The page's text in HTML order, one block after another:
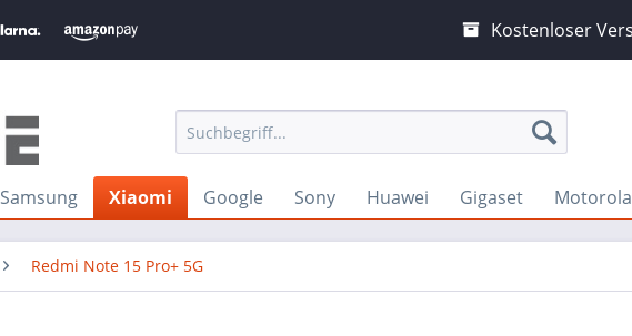
Kostenloser
Samsung Xiaomi Google Sony Huawei Gigaset Motorola
Redmi Note 15 Pro+ 5G